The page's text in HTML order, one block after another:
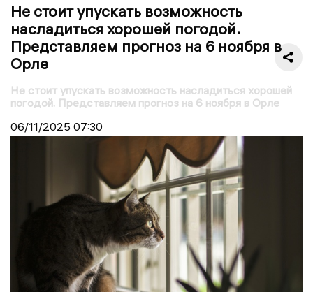
Не стоит упускать возможность
насладиться хорошей погодой.
Представляем прогноз на 6 ноября в
Орле
Не стоит упускать возможность насладиться хорошей
погодой. Представляем прогноз на 6 ноября в Орле
06/11/2025 07:30